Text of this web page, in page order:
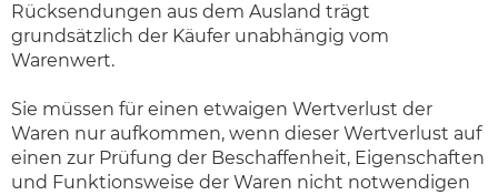
Rücksendungen aus dem Ausland trägt
grundsätzlich der Käufer unabhängig vom
Warenwert.
Sie müssen für einen etwaigen Wertverlust der
Waren nur aufkommen, wenn dieser Wertverlust auf
einen zur Prüfung der Beschaffenheit, Eigenschaften
und Funktionsweise der Waren nicht notwendigen